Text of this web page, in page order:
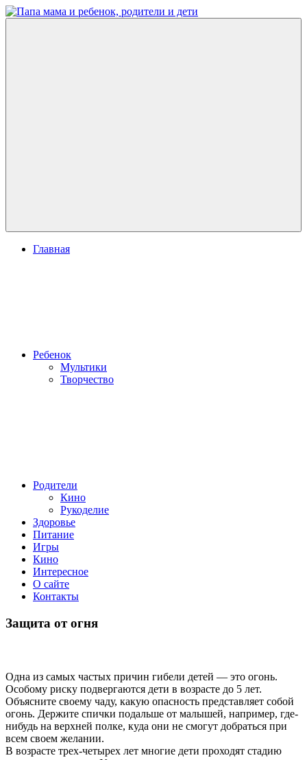
Перейти
к
Главная
Ребенок
Мультики
Творчество
Родители
Кино
Рукоделие
Здоровье
Питание
Игры
Кино
Интересное
О сайте
Контакты
Защита от огня
Одна из самых частых причин гибели детей — это огонь.
Особому риску подвергаются дети в возрасте до 5 лет.
Объясните своему чаду, какую опасность представляет собой
огонь. Держите спички подальше от малышей, например, где-
нибудь на верхней полке, куда они не смогут добраться при
всем своем желании.
В возрасте трех-четырех лет многие дети проходят стадию